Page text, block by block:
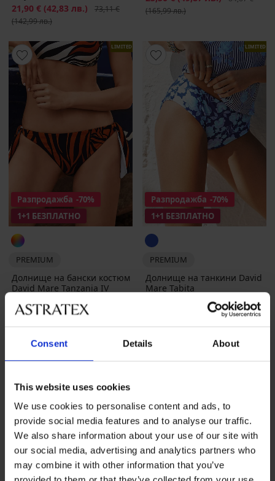
Consent Details About
This website uses cookies
We use cookies to personalise content and ads, to
provide social media features and to analyse our traffic.
We also share information about your use of our site with
our social media, advertising and analytics partners who
may combine it with other information that you’ve
Намаление
21,90 € (42,83 лв.) Първоначална цена
73,11 €
(142,99 лв.)
(165,99 лв.)
LIMITED
Разпродажба -70%
1+1 БЕЗПЛАТНО
PREMIUM
Долнище на бански костюм
David Mare Tanzania IV
14,70 €(28,75 лв.)
(95,00 лв.)
LIMITED
Разпродажба -70%
1+1 БЕЗПЛАТНО
PREMIUM
Долнище на танкини David
Mare Tabita
(24,64 лв.)
42,43 €